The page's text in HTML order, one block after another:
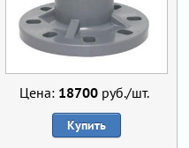
Цена: 18700 руб./шт.
Купить